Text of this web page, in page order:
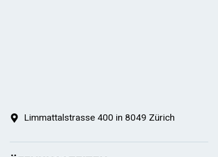
Limmattalstrasse 400 in 8049 Zürich